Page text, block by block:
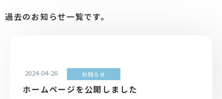
過去のお知らせ一覧です。
2024-04-26 お知らせ
ホームページを公開しました